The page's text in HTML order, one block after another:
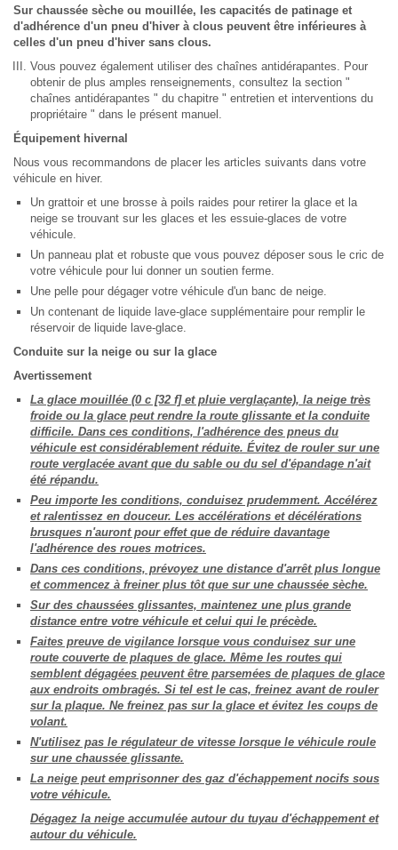
Sur chaussée sèche ou mouillée, les capacités de patinage et
d'adhérence d'un pneu d'hiver à clous peuvent être inférieures à
celles d'un pneu d'hiver sans clous.
Vous pouvez également utiliser des chaînes antidérapantes. Pour
obtenir de plus amples renseignements, consultez la section "
chaînes antidérapantes " du chapitre " entretien et interventions du
propriétaire " dans le présent manuel.
Équipement hivernal
Nous vous recommandons de placer les articles suivants dans votre
véhicule en hiver.
Un grattoir et une brosse à poils raides pour retirer la glace et la
neige se trouvant sur les glaces et les essuie-glaces de votre
véhicule.
Un panneau plat et robuste que vous pouvez déposer sous le cric de
votre véhicule pour lui donner un soutien ferme.
Une pelle pour dégager votre véhicule d'un banc de neige.
Un contenant de liquide lave-glace supplémentaire pour remplir le
réservoir de liquide lave-glace.
Conduite sur la neige ou sur la glace
Avertissement
La glace mouillée (0 c [32 f] et pluie verglaçante), la neige très
froide ou la glace peut rendre la route glissante et la conduite
difficile. Dans ces conditions, l'adhérence des pneus du
véhicule est considérablement réduite. Évitez de rouler sur une
route verglacée avant que du sable ou du sel d'épandage n'ait
été répandu.
Peu importe les conditions, conduisez prudemment. Accélérez
et ralentissez en douceur. Les accélérations et décélérations
brusques n'auront pour effet que de réduire davantage
l'adhérence des roues motrices.
Dans ces conditions, prévoyez une distance d'arrêt plus longue
et commencez à freiner plus tôt que sur une chaussée sèche.
Sur des chaussées glissantes, maintenez une plus grande
distance entre votre véhicule et celui qui le précède.
Faites preuve de vigilance lorsque vous conduisez sur une
route couverte de plaques de glace. Même les routes qui
semblent dégagées peuvent être parsemées de plaques de glace
aux endroits ombragés. Si tel est le cas, freinez avant de rouler
sur la plaque. Ne freinez pas sur la glace et évitez les coups de
volant.
N'utilisez pas le régulateur de vitesse lorsque le véhicule roule
sur une chaussée glissante.
La neige peut emprisonner des gaz d'échappement nocifs sous
votre véhicule.
Dégagez la neige accumulée autour du tuyau d'échappement et
autour du véhicule.